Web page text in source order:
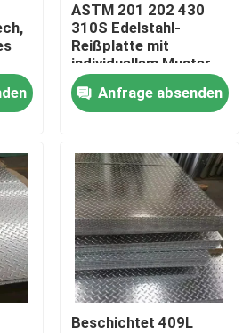
in Verbindung
ASTM 201 202 430
310S Edelstahl-
Reißplatte mit
individuellem Muster
Edelstahlbleche
verschleißfest
Anfrage absenden
Beschichtet 409L